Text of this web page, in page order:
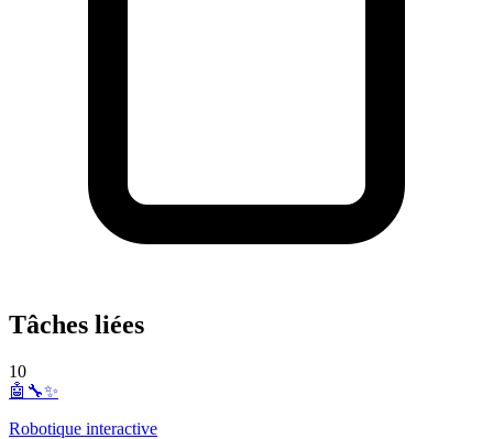
Tâches liées
10
🤖🔧✨
Robotique interactive